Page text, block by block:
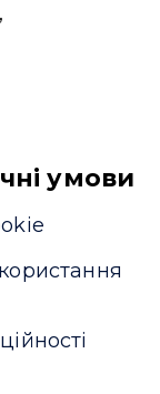
умови